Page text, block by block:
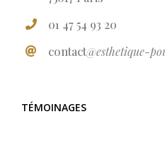
01 47 54 93 20
contact@esthetique-
TÉMOINAGES